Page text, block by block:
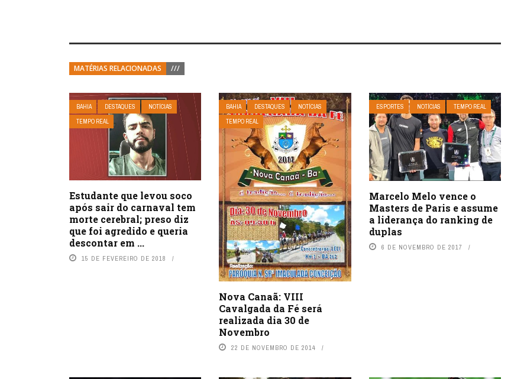
MATÉRIAS RELACIONADAS ///
BAHIA DESTAQUES
NOTÍCIAS
TEMPO REAL
Estudante que levou soco
após sair do carnaval tem
morte cerebral; preso diz
que foi agredido e queria
descontar em ...
15 DE FEVEREIRO DE 2018
BAHIA DESTAQUES
NOTÍCIAS
TEMPO REAL
Nova Canaã: VIII
Cavalgada da Fé será
realizada dia 30 de
Novembro
22 DE NOVEMBRO DE 2014
ESPORTES NOTÍCIAS TEMPO REAL
Marcelo Melo vence o
Masters de Paris e assume
a liderança do ranking de
duplas
6 DE NOVEMBRO DE 2017